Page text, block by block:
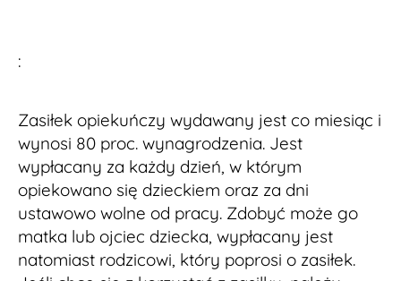
:
Zasiłek opiekuńczy wydawany jest co miesiąc i
wynosi 80 proc. wynagrodzenia. Jest
wypłacany za każdy dzień, w którym
opiekowano się dzieckiem oraz za dni
ustawowo wolne od pracy. Zdobyć może go
matka lub ojciec dziecka, wypłacany jest
natomiast rodzicowi, który poprosi o zasiłek.